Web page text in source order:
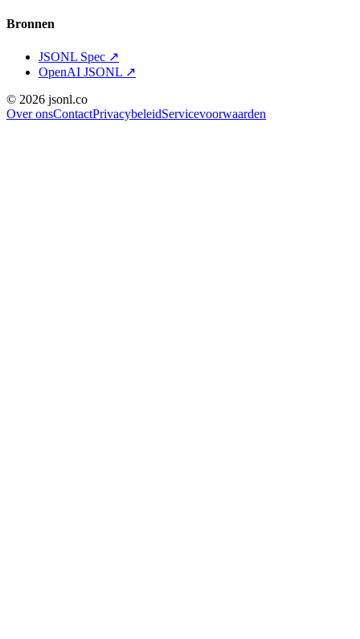
Bronnen
JSONL Spec ↗
OpenAI JSONL ↗
© 2026 jsonl.co
Over onsContactPrivacybeleidServicevoorwaarden